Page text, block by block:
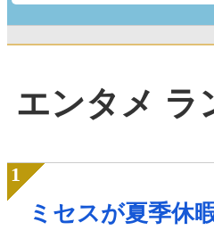
エンタメ ラ
ミセスが夏季休